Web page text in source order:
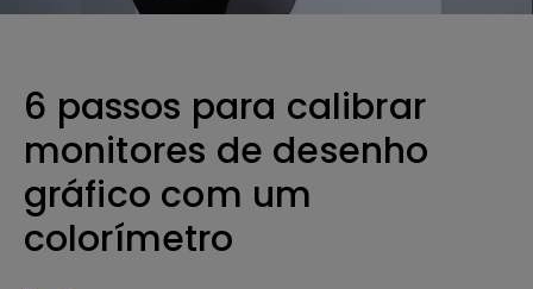
6 passos para calibrar
monitores de desenho
gráfico com um
colorímetro